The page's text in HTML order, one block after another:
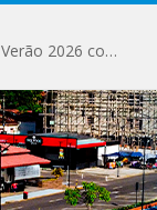
São Miguel do Guamá encerra os Jogos de Verão 2026 com sucesso de público e competições.